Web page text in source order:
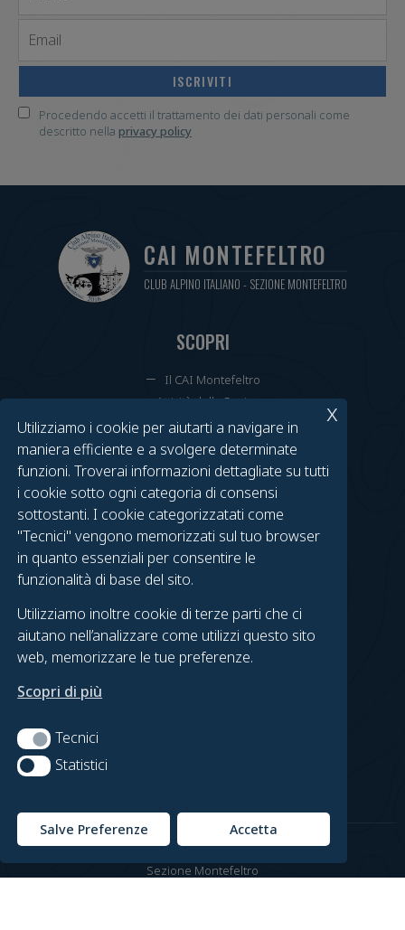
Procedendo accetti il trattamento dei dati personali come
descritto nella privacy policy
CAI MONTEFELTRO
CLUB ALPINO ITALIANO - SEZIONE MONTEFELTRO
SCOPRI
Il CAI Montefeltro
Attività della Sezione
Cammini Annuali
Tesseramenti e Rinnovi
Calendario Eventi
TROVACI SU FACEBOOK
Gruppo Urbino
Gruppo Fossombrone
Fossombrone in Cammino
LEGAL
© Copyright Club Alpino Italiano
Sezione Montefeltro
Utilizziamo i cookie per aiutarti a navigare in
maniera efficiente e a svolgere determinate
funzioni. Troverai informazioni dettagliate su tutti
i cookie sotto ogni categoria di consensi
sottostanti. I cookie categorizzatati come
"Tecnici" vengono memorizzati sul tuo browser
in quanto essenziali per consentire le
funzionalità di base del sito.
Utilizziamo inoltre cookie di terze parti che ci
aiutano nell’analizzare come utilizzi questo sito
web, memorizzare le tue preferenze.
Scopri di più
TecniciTecnici
StatisticiStatistici
Salve Preferenze Accetta
x